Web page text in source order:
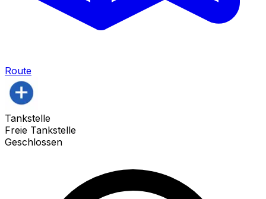
Route
Tankstelle
Freie Tankstelle
Geschlossen